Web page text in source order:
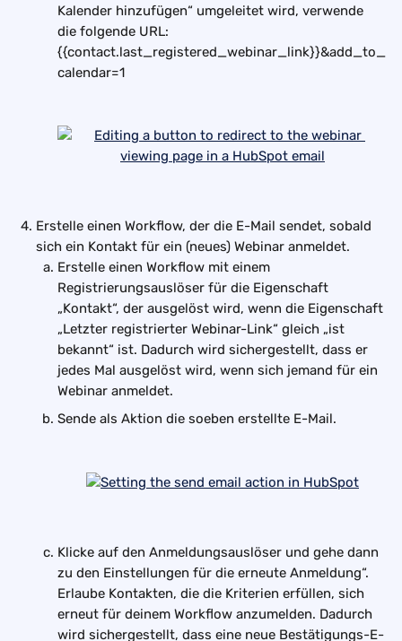
Kalender hinzufügen“ umgeleitet wird, verwende
die folgende URL:
{{contact.last_registered_webinar_link}}&add_to_
calendar=1
Erstelle einen Workflow, der die E-Mail sendet, sobald
sich ein Kontakt für ein (neues) Webinar anmeldet.
Erstelle einen Workflow mit einem
Registrierungsauslöser für die Eigenschaft
„Kontakt“, der ausgelöst wird, wenn die Eigenschaft
„Letzter registrierter Webinar-Link“ gleich „ist
bekannt“ ist. Dadurch wird sichergestellt, dass er
jedes Mal ausgelöst wird, wenn sich jemand für ein
Webinar anmeldet.
Sende als Aktion die soeben erstellte E-Mail.
Klicke auf den Anmeldungsauslöser und gehe dann
zu den Einstellungen für die erneute Anmeldung“.
Erlaube Kontakten, die die Kriterien erfüllen, sich
erneut für deinem Workflow anzumelden. Dadurch
wird sichergestellt, dass eine neue Bestätigungs-E-